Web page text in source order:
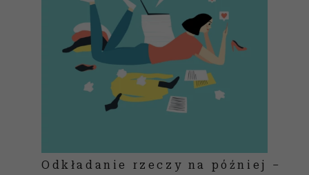
Odkładanie rzeczy na później –